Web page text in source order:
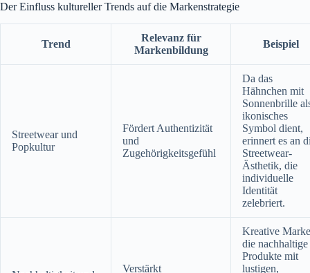
Der Einfluss kultureller Trends auf die Markenstrategie
Trend
Relevanz für
Markenbildung
Beispiel
Streetwear und
Popkultur
Fördert Authentizität
und
Zugehörigkeitsgefühl
Da das
Hähnchen mit
Sonnenbrille
ikonisches
Symbol dient,
erinnert es an
Streetwear-
Ästhetik, die
individuelle
Identität
zelebriert.
Verstärkt
Kreative
die nachhaltige
Produkte mit
lustigen,